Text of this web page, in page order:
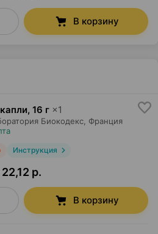
В корзину
, 16 г ×1
Биокодекс , Франция
Инструкция
р.
В корзину